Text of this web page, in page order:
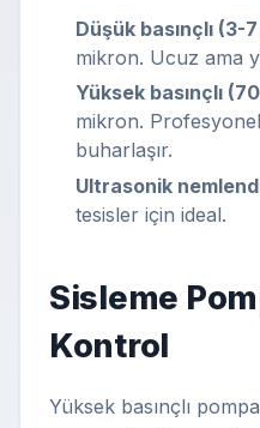
Düşük basınçlı (3-
mikron. Ucuz ama
Yüksek basınçlı
mikron.
buharlaşır.
Ultrasonik
tesisler için ideal.
Sisleme
Kontrol
Yüksek basınçlı